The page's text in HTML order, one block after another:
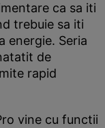
ca sa iti
trebuie sa iti
energie. Seria
de
rapid
vine cu functii